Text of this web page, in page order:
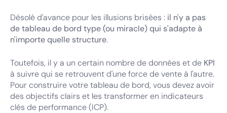
Désolé d'avance pour les illusions brisées : il n'y a pas
de tableau de bord type (ou miracle) qui s'adapte à
n'importe quelle structure.
Toutefois, il y a un certain nombre de données et de KPI
à suivre qui se retrouvent d'une force de vente à l'autre.
Pour construire votre tableau de bord, vous devez avoir
des objectifs clairs et les transformer en indicateurs
clés de performance (ICP).